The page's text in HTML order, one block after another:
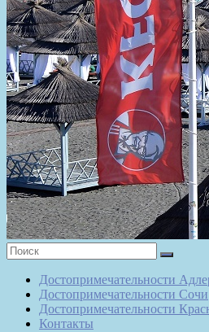
Достопримечательности
Достопримечательности Сочи
Достопримечательности
Контакты